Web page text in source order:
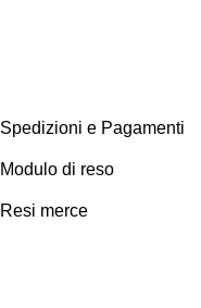
Spedizioni e Pagamenti
Modulo di reso
Resi merce